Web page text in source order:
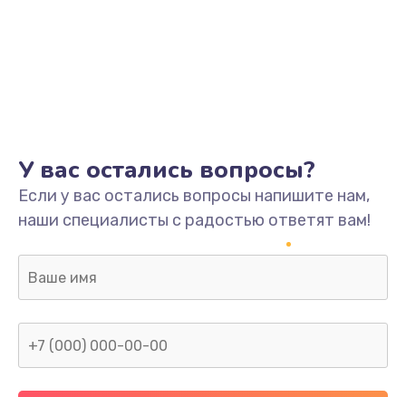
У вас остались вопросы?
Если у вас остались вопросы напишите нам,
наши специалисты с радостью ответят вам!